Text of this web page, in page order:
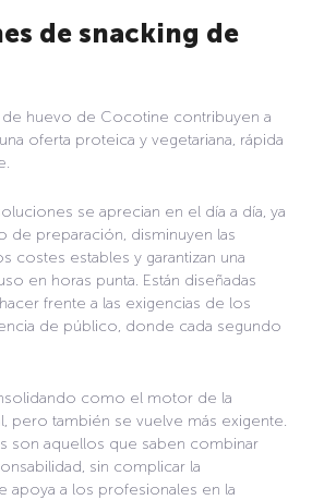
de snacking de
de huevo de Cocotine contribuyen a
oferta proteica y vegetariana, rápida
se aprecian en el día a día, ya
de preparación, disminuyen las
costes estables y garantizan una
en horas punta. Están diseñadas
frente a las exigencias de los
de público, donde cada segundo
como el motor de la
pero también se vuelve más exigente.
son aquellos que saben combinar
sin complicar la
apoya a los profesionales en la